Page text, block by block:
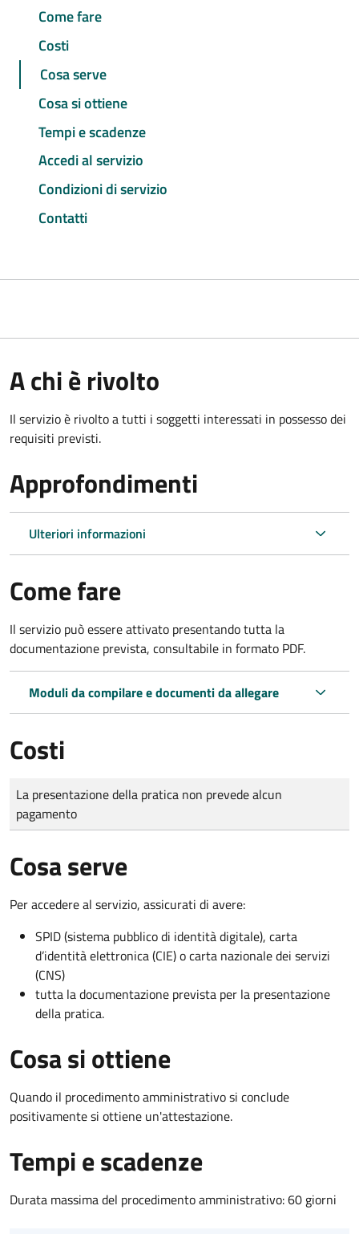
Come fare
Costi
Cosa serve
Cosa si ottiene
Tempi e scadenze
Accedi al servizio
Condizioni di servizio
Contatti
A chi è rivolto
Il servizio è rivolto a tutti i soggetti interessati in possesso dei
requisiti previsti.
Approfondimenti
Ulteriori informazioni
Come fare
Il servizio può essere attivato presentando tutta la
documentazione prevista, consultabile in formato PDF.
Moduli da compilare e documenti da allegare
Costi
Tipo di pagamento
Importo
La presentazione della pratica non prevede alcun
pagamento
Cosa serve
Per accedere al servizio, assicurati di avere:
SPID (sistema pubblico di identità digitale), carta
d’identità elettronica (CIE) o carta nazionale dei servizi
(CNS)
tutta la documentazione prevista per la presentazione
della pratica.
Cosa si ottiene
Quando il procedimento amministrativo si conclude
positivamente si ottiene un'attestazione.
Tempi e scadenze
Durata massima del procedimento amministrativo: 60 giorni